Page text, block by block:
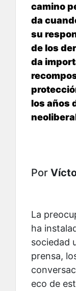
camino
da
su
de los
da
los años
Por
La
ha
sociedad
prensa,
eco de